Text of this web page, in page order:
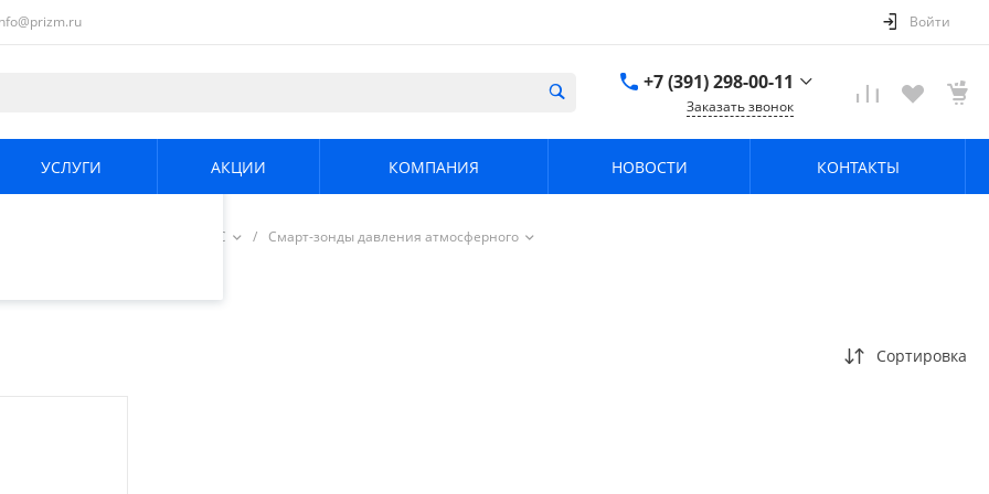
и
Продолжая
использования.
.
Войти
+7 (391) 298-00-11
г. Красноярск, пер.
Заказать звонок
УСЛУГИ АКЦИИ КОМПАНИЯ НОВОСТИ КОНТАКТЫ
Смарт-зонды ТЕХНО-АС / Смарт-зонды давления атмосферного
Сортировка